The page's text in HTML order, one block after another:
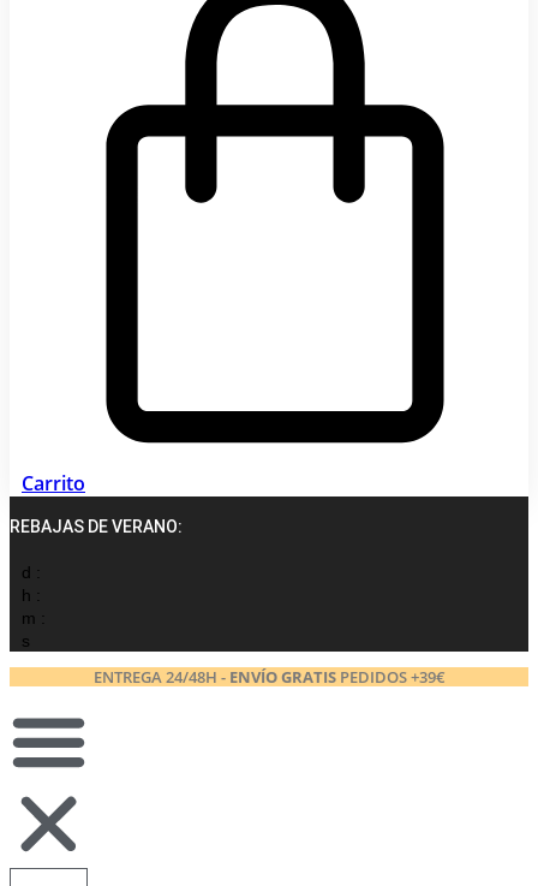
Carrito
REBAJAS DE VERANO:
d :
h :
m :
s
ENTREGA 24/48H - ENVÍO GRATISPEDIDOS +39€